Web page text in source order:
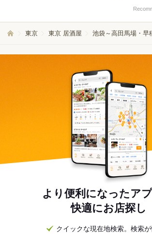
東京 東京 居酒屋 池袋～高田馬場・早
より便利になったア
快適にお店探し
クイックな現在地検索。検索が